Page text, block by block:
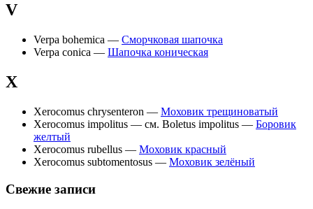
V
Verpa bohemica — Сморчковая шапочка
Verpa conica — Шапочка коническая
X
Xerocomus chrysenteron — Моховик трещиноватый
Xerocomus impolitus — см. Boletus impolitus — Боровик
желтый
Xerocomus rubellus — Моховик красный
Xerocomus subtomentosus — Моховик зелёный
Свежие записи